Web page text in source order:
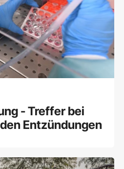
- Treffer bei
Entzündungen